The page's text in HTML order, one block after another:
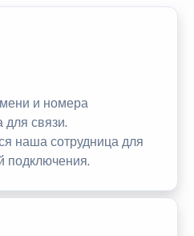
и номера
для связи.
наша сотрудница для
подключения.